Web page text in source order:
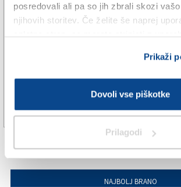
posredovali ali pa so jih zbrali skozi
njihovih storitev. Če želite še naprej
Prikaži
Dovoli vse piškotke
Prilagodi
Kaj lahko človeka
raka«
URŠKA PETAROS |23. dec. 2020 | 11:28
NAJBOLJ BRANO